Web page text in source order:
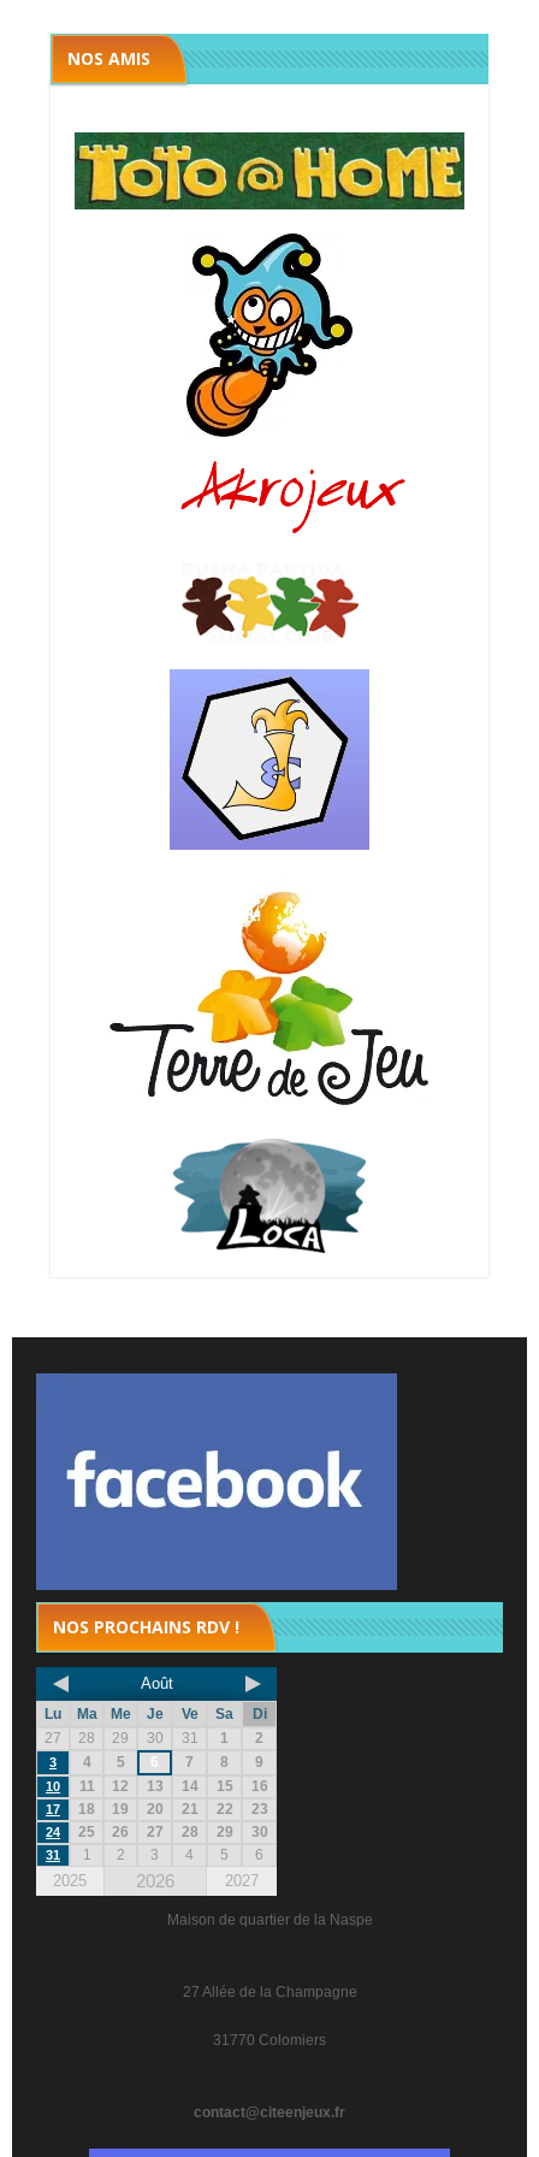
NOS AMIS
NOS PROCHAINS RDV !
Août
Lu Ma Me Je Ve Sa
Di
27
28 29 30 31 1 2
3 4 5 6 7 8 9
10 11 12 13 14 15 16
17 18 19 20 21 22 23
24 25 26 27 28 29 30
31 1 2 3 4 5 6
2025 2026 2027
Maison de quartier de la Naspe
27 Allée de la Champagne
31770 Colomiers
contact@citeenjeux.fr